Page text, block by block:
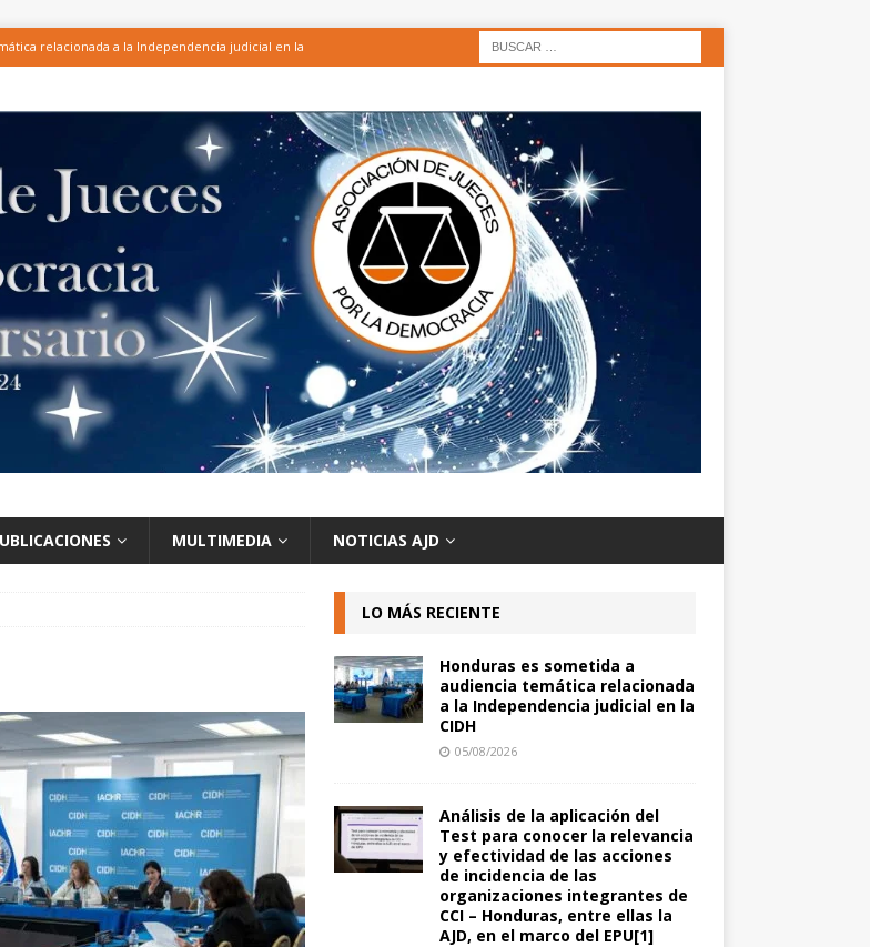
relacionada a la Independencia judicial en la
conocer la relevancia y efectividad de las acciones
– Honduras, entre ellas la AJD, en el marco del
DE LA JUDICATURA, EL FORTALECIMIENTO
DE LA JUDICATURA ARTÍCULOS
de altos funcionarios judiciales
MULTIMEDIA NOTICIAS AJD
LO MÁS RECIENTE
Honduras es sometida a
audiencia temática relacionada
a la Independencia judicial en la
CIDH
05/08/2026
Análisis de la aplicación del
Test para conocer la relevancia
y efectividad de las acciones
de incidencia de las
organizaciones integrantes de
CCI – Honduras, entre ellas la
AJD, en el marco del EPU[1]